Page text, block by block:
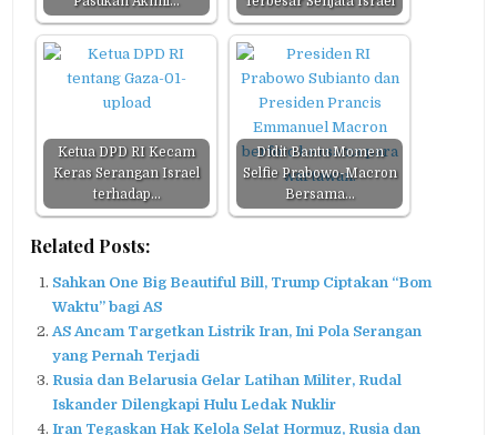
Ketua DPD RI Kecam
Keras Serangan Israel
terhadap…
Didit Bantu Momen
Selfie Prabowo-Macron
Bersama…
Related Posts:
Sahkan One Big Beautiful Bill, Trump Ciptakan “Bom
Waktu” bagi AS
AS Ancam Targetkan Listrik Iran, Ini Pola Serangan
yang Pernah Terjadi
Rusia dan Belarusia Gelar Latihan Militer, Rudal
Iskander Dilengkapi Hulu Ledak Nuklir
Iran Tegaskan Hak Kelola Selat Hormuz, Rusia dan